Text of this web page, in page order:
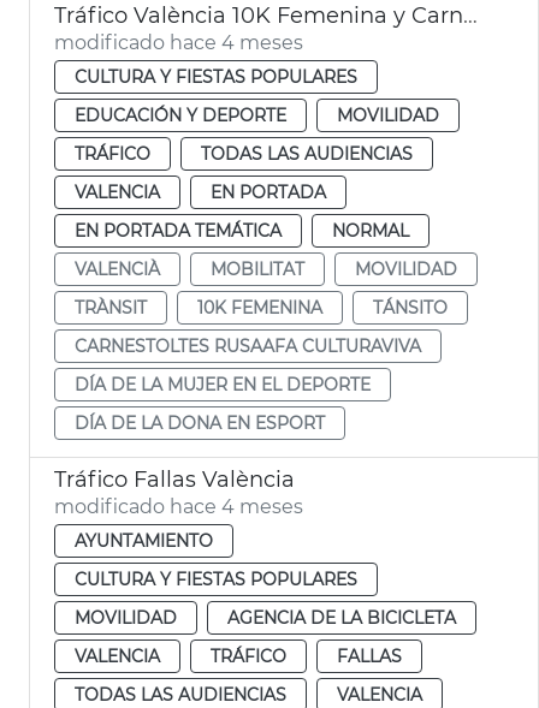
Tráfico València 10K Femenina y Carnaval Russafa
modificado hace 4 meses
CULTURA Y FIESTAS POPULARES
EDUCACIÓN Y DEPORTE
MOVILIDAD
TRÁFICO
TODAS LAS AUDIENCIAS
VALENCIA
EN PORTADA
EN PORTADA TEMÁTICA
NORMAL
VALENCIÀ
MOBILITAT
MOVILIDAD
TRÀNSIT
10K FEMENINA
TÁNSITO
CARNESTOLTES RUSAAFA CULTURAVIVA
DÍA DE LA MUJER EN EL DEPORTE
DÍA DE LA DONA EN ESPORT
Tráfico Fallas València
modificado hace 4 meses
AYUNTAMIENTO
CULTURA Y FIESTAS POPULARES
MOVILIDAD
AGENCIA DE LA BICICLETA
VALENCIA
TRÁFICO
FALLAS
TODAS LAS AUDIENCIAS
VALENCIA